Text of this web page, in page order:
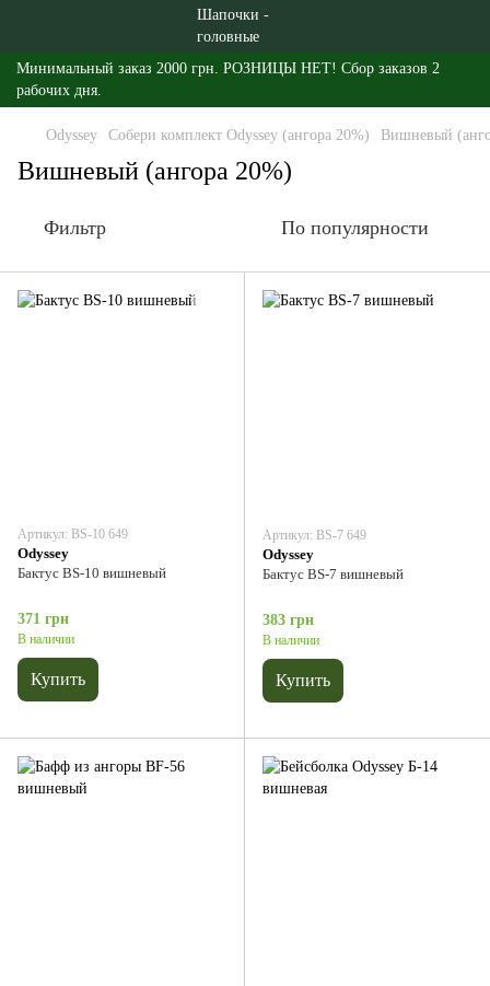
Минимальный заказ 2000 грн. РОЗНИЦЫ НЕТ! Сбор заказов 2
рабочих дня.
Odyssey Собери комплект Odyssey (ангора 20%) Вишневый
Вишневый (ангора 20%)
Фильтр По популярности
Артикул: BS-10 649
Odyssey
Бактус BS-10 вишневый
371 грн
В наличии
Купить
Артикул: BS-7 649
Odyssey
Бактус BS-7 вишневый
383 грн
В наличии
Купить